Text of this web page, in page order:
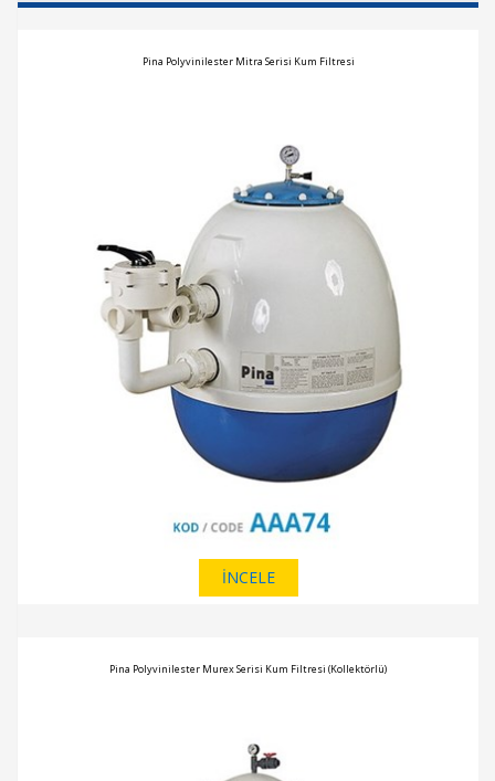
Pina Polyvinilester Mitra Serisi Kum Filtresi
İNCELE
Pina Polyvinilester Murex Serisi Kum Filtresi (Kollektörlü)